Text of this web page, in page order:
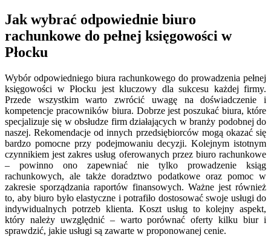
Jak wybrać odpowiednie biuro
rachunkowe do pełnej księgowości w
Płocku
Wybór odpowiedniego biura rachunkowego do prowadzenia pełnej
księgowości w Płocku jest kluczowy dla sukcesu każdej firmy.
Przede wszystkim warto zwrócić uwagę na doświadczenie i
kompetencje pracowników biura. Dobrze jest poszukać biura, które
specjalizuje się w obsłudze firm działających w branży podobnej do
naszej. Rekomendacje od innych przedsiębiorców mogą okazać się
bardzo pomocne przy podejmowaniu decyzji. Kolejnym istotnym
czynnikiem jest zakres usług oferowanych przez biuro rachunkowe
– powinno ono zapewniać nie tylko prowadzenie ksiąg
rachunkowych, ale także doradztwo podatkowe oraz pomoc w
zakresie sporządzania raportów finansowych. Ważne jest również
to, aby biuro było elastyczne i potrafiło dostosować swoje usługi do
indywidualnych potrzeb klienta. Koszt usług to kolejny aspekt,
który należy uwzględnić – warto porównać oferty kilku biur i
sprawdzić, jakie usługi są zawarte w proponowanej cenie.